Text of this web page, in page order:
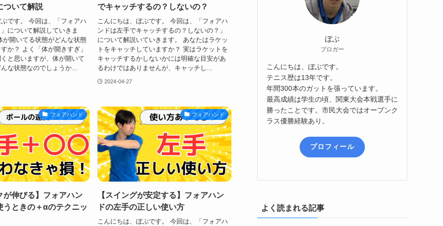
ついて解説
です。 今回は、「フォアハ
について解説していきま
が開いてる状態がどんな状態
か？ よく「体が開きすぎ」
と思いますが、体が開いて
な状態なのでしょうか...
でキャッチするの？しないの？
こんにちは、ぼぶです。 今回は、「フォアハ
ンドは左手でキャッチするの？しないの？」
について解説いていきます。 あなたはラケッ
トをキャッチしていますか？ 実はラケットを
キャッチするかしないかには明確な目安があ
るわけではありませんが、キャッチし...
2024-04-27
フォアハンド
が伸びる】フォアハン
うときの＋αのテクニッ
フォアハンド
【スイングが安定する】フォアハン
ドの左手の正しい使い方
こんにちは、ぼぶです。 今回は、「フォアハ
ぼぶ
ブロガー
こんにちは、ぼぶです。
テニス歴は13年です。
年間300本のガットを張っています。
最高成績は学生の頃、関東大会本戦選手に
勝ったことです。市民大会ではオープンク
ラス優勝経験あり。
プロフィール
よく読まれる記事